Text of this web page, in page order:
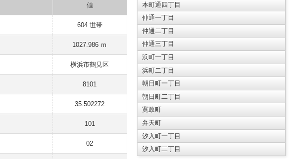
値
604 世帯
1027.986 ｍ
横浜市鶴見区
8101
35.502272
101
02
本町通四丁目
仲通一丁目
仲通二丁目
仲通三丁目
浜町一丁目
浜町二丁目
朝日町一丁目
朝日町二丁目
寛政町
弁天町
汐入町一丁目
汐入町二丁目